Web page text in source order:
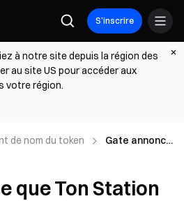
S’inscrire
à notre site depuis la région des
au site US pour accéder aux
votre région.
de nom du token
Gate annonce
(SOON) sera
que Ton Station